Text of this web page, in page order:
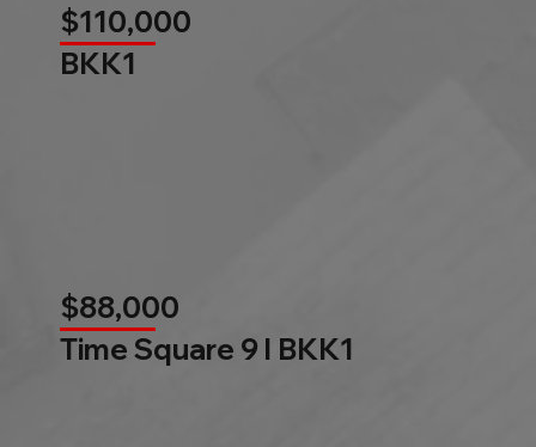
$110,000
BKK1
$88,000
Time Square 9 l BKK1